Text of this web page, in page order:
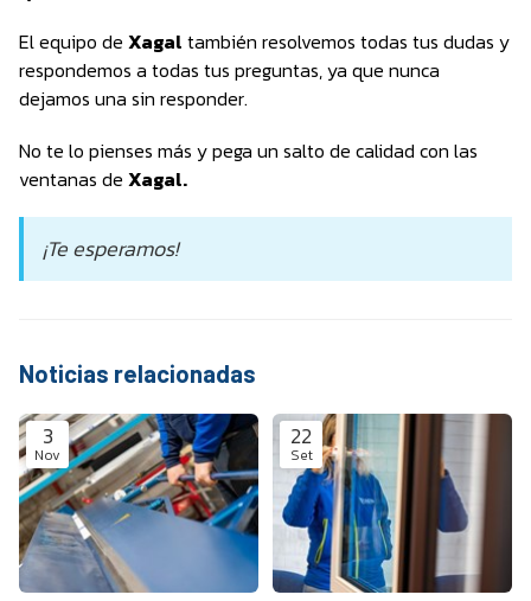
El equipo de Xagal también resolvemos todas tus dudas y
respondemos a todas tus preguntas, ya que nunca
dejamos una sin responder.
No te lo pienses más y pega un salto de calidad con las
ventanas de Xagal.
¡Te esperamos!
Noticias relacionadas
3
Nov
22
Set